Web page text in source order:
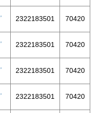
2322183501 70420
2322183501 70420
2322183501 70420
2322183501 70420